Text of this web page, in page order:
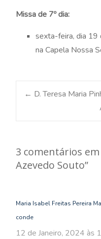
Missa de 7º dia:
sexta-feira, dia 19
na Capela Nossa
Post
← D. Teresa Maria
3 comentários em
Azevedo Souto”
Maria Isabel Freitas Pereira
conde
12 de Janeiro, 2024 às